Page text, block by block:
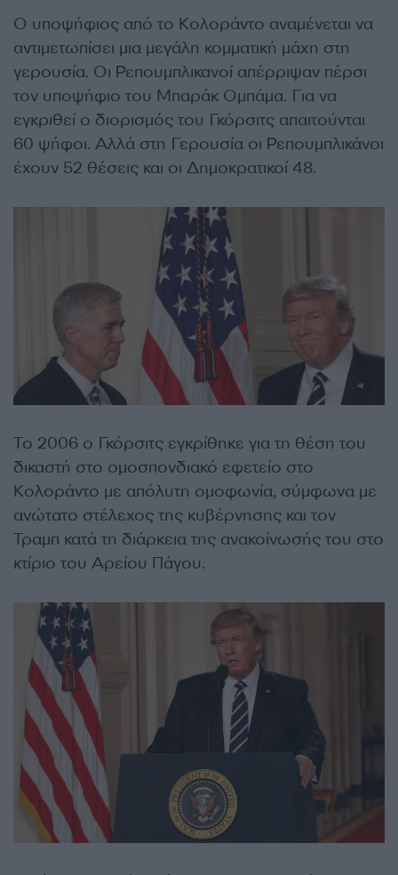
Ο υποψήφιος από το Κολοράντο αναμένεται να
αντιμετωπίσει μια μεγάλη κομματική μάχη στη
γερουσία. Οι Ρεπουμπλικανοί απέρριψαν πέρσι
τον υποψήφιο του Μπαράκ Ομπάμα. Για να
εγκριθεί ο διορισμός του Γκόρσιτς απαιτούνται
60 ψήφοι. Αλλά στη Γερουσία οι Ρεπουμπλικάνοι
έχουν 52 θέσεις και οι Δημοκρατικοί 48.
Το 2006 ο Γκόρσιτς εγκρίθηκε για τη θέση του
δικαστή στο ομοσπονδιακό εφετείο στο
Κολοράντο με απόλυτη ομοφωνία, σύμφωνα με
ανώτατο στέλεχος της κυβέρνησης και τον
Τραμπ κατά τη διάρκεια της ανακοίνωσής του στο
κτίριο του Αρείου Πάγου.